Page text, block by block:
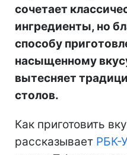
сочетает
ингредиенты, но
способу
насыщенному
вытесняет
столов.
Как приготовить
рассказывает РБК-